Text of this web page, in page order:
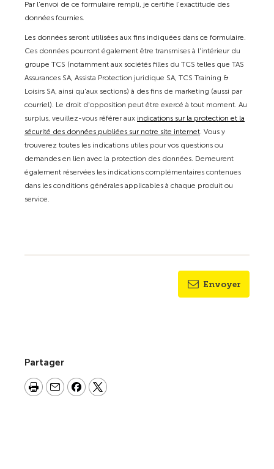
Par l'envoi de ce formulaire rempli, je certifie l'exactitude des
données fournies.
Les données seront utilisées aux fins indiquées dans ce formulaire.
Ces données pourront également être transmises à l'intérieur du
groupe TCS (notamment aux sociétés filles du TCS telles que TAS
Assurances SA, Assista Protection juridique SA, TCS Training &
Loisirs SA, ainsi qu'aux sections) à des fins de marketing (aussi par
courriel). Le droit d'opposition peut être exercé à tout moment. Au
surplus, veuillez-vous référer aux indications sur la protection et la
sécurité des données publiées sur notre site internet. Vous y
trouverez toutes les indications utiles pour vos questions ou
demandes en lien avec la protection des données. Demeurent
également réservées les indications complémentaires contenues
dans les conditions générales applicables à chaque produit ou
service.
Envoyer
Partager